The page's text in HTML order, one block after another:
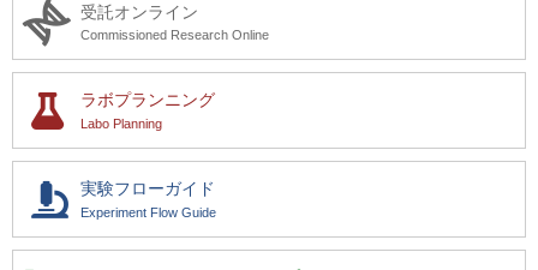
受託オンライン
Commissioned Research Online
ラボプランニング
Labo Planning
実験フローガイド
Experiment Flow Guide